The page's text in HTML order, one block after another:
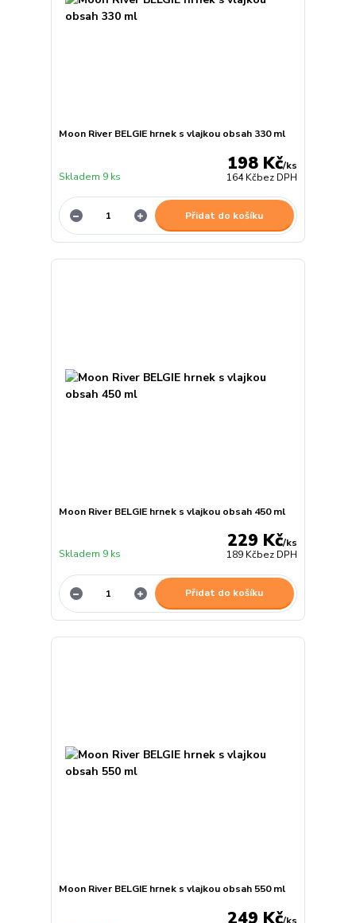
Moon River BELGIE hrnek s vlajkou obsah 330 ml
198 Kč/ks
164 Kčbez DPH
Skladem 9 ks
Přidat do košíku
Moon River BELGIE hrnek s vlajkou obsah 450 ml
229 Kč/ks
189 Kčbez DPH
Skladem 9 ks
Přidat do košíku
Moon River BELGIE hrnek s vlajkou obsah 550 ml
249 Kč